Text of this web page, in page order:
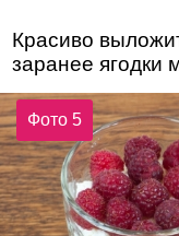
Красиво
заранее ягодки
Фото 5